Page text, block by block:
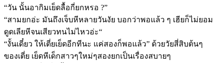
“วัน นั้นอากิมเย็ดลื้อกี่ยกหรอ ?”
“สามยกอ่ะ มันถึงเจ็บหีหลายวันงัย บอกว่าพอแล้ว ๆ เฮียก็ไม่ยอม
ดูดเลียหีจนเสียวทนไม่ไหวอ่ะ“
“งั้นเดี๋ยว ให้เตี่ยเย็ดอีกทีนะ แค่สองก็พอแล้ว” ด้วยวัยสี่สิบต้นๆ
ของเตี่ย เย็ดหีเด็กสาวๆใหม่ๆสองยกเป็นเรื่องสบายๆ